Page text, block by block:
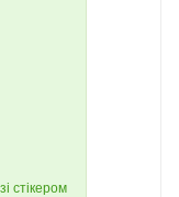
стікером